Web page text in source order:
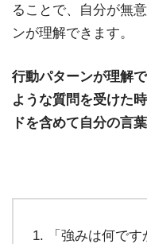
ることで、自分が無
ンが理解できます。
行動パターンが理解
ような質問を受けた
ドを含めて自分の言
「強みは何です